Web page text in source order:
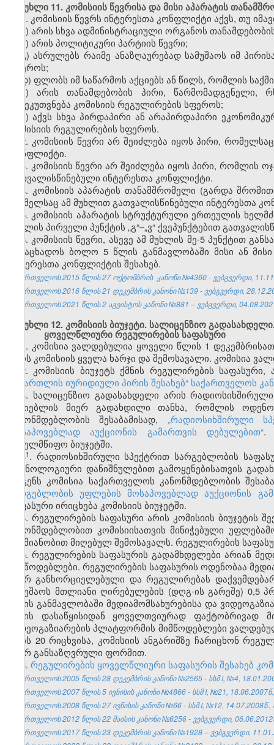
მუხლი 11. კომისიის წევრისა და მისი აპარატის
1. კომისიის წევრს ინტერესთა კონფლიქტი აქვს, თუ
ა) არის სხვა ადმინისტრაციული ორგანოს
ბ) არის პოლიტიკური პარტიის წევრი;
გ) ასრულებს რაიმე ანაზღაურებად სამუშაოს იმ
სფეროს;
დ) ფლობს იმ საწარმოს აქციებს ან წილს, რომლის
ე) არის თანამდებობის პირი, წარმომადგენელი,
განეკუთვნება კომისიის რეგულირების სფეროს;
ვ) აქვს სხვა პირდაპირი ან არაპირდაპირი
კომისიის რეგულირების სფეროს.
2. კომისიის წევრი არ შეიძლება იყოს პირი,
კონფლიქტი.
3. კომისიის წევრი არ შეიძლება იყოს პირი, რომლის
გათვალისწინებული ინტერესთა კონფლიქტი.
4. კომისიის აპარატის თანამშრომელი (გარდა
რომელსაც ამ მუხლით გათვალისწინებული ინტერესთა
5. კომისიის აპარატის სტრუქტურული ერთეულის
მუხლის პირველი პუნქტის „გ“–„ვ“ ქვეპუნქტებით
6. კომისიის წევრი, ასევე ამ მუხლის მე-5 პუნქტით
განაცხადოს ბოლო 5 წლის განმავლობაში მისი ან
ინტერესთა კონფლიქტის შესახებ.
საქართველოს 2015 წლის 27 ოქტომბრის კანონი №4360 - ვებგვერდი,
საქართველოს 2016 წლის 21 დეკემბრის კანონი №139 - ვებგვერდი,
საქართველოს 2021 წლის 2 აგვისტოს კანონი №881 – ვებგვერდი,
მუხლი 12. კომისიის ბიუჯეტი. სალიცენზიო
ყოველწლიური რეგულირების საფასური
1. კომისია ვალდებულია ყოველი წლის 1
იყოს კომისიის ყველა ხარჯი და შემოსავალი. კომისია
2. კომისიის ბიუჯეტს ქმნის რეგულირების
სამართლის იურიდიული პირის შესახებ“ საქართველოს
3. სალიცენზიო გადასახდელი არის
მაძიებლის მიერ გადახდილი თანხა, რომლის
კანონმდებლობის შესაბამისად, „რადიოსიხშირული
მოსაპოვებლად აუქციონის გამართვის დებულებით“.
სახელმწიფო ბიუჯეტში.
31. რადიოსიხშირული სპექტრით სარგებლობის
ტექნოლოგიური დანიშნულებით გამოყენებისათვის
ადგენს კომისია საქართველოს კანონმდებლობის
სარგებლობის უფლების მოსაპოვებლად აუქციონის
საფასური ირიცხება კომისიის ბიუჯეტში.
4. რეგულირების საფასური არის კომისიის
კანონმდებლობით კომისიისათვის მინიჭებული
საქმიანობით მიღებულ შემოსავალს. რეგულირების
5. რეგულირების საფასურის გადამხდელები არიან
მიმწოდებლები. რეგულირების საფასურის ოდენობაა
მიერ განხორციელებული და რეგულირებას
სამუშაოს მთლიანი ღირებულების (დღგ-ის გარეშე) 0,5
წლის განმავლობაში მედიამომსახურებისა და
წლის დასაწყისიდან ყოველთვიურად ფაქტობრივად
ვიდეოგაზიარების პლატფორმის მიმწოდებლები
თვის 20 რიცხვისა, კომისიის ანგარიშზე ჩარიცხონ
მიერ განსაზღვრული ფორმით.
6. რეგულირების ყოველწლიური საფასურის შესახებ
საქართველოს 2005 წლის 28 დეკემბრის კანონი №2565 - სსმ I, №4,
საქართველოს 2007 წლის 5 ივნისის კანონი №4866 - სსმ I, №21,
საქართველოს 2008 წლის 27 ივნისის კანონი №66 - სსმ I, №12, 14.07.2008წ.,
საქართველოს 2012 წლის 22 მაისის კანონი №6256 - ვებგვერდი,
საქართველოს 2017 წლის 23 დეკემბრის კანონი №1928 – ვებგვერდი,